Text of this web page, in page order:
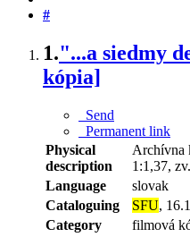
#
1."...a siedmy
kópia]
Send
Permanent link
Physical
description
Archívna
1:1,37,
Language
slovak
Cataloguing
SFU,
Category
filmová